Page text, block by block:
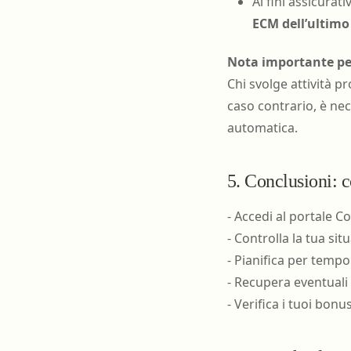
ECM
Nota importante
Chi svolge attività
caso contrario, è
automatica.
5. Conclusioni:
- Accedi al portale
- Controlla la tua
- Pianifica per
- Recupera
- Verifica i tuoi